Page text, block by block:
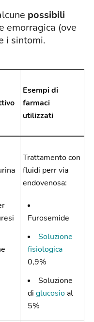
possibili
emorragica (ove
i sintomi.
Esempi di
farmaci
utilizzati
Trattamento con
fluidi perr via
endovenosa:
Furosemide
Soluzione
fisiologica
0,9%
Soluzione
di glucosioal
5%